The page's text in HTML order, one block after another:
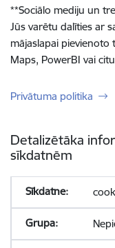
**Sociālo mediju un
Jūs varētu dalīties ar
mājaslapai
Maps, PowerBI vai
Privātuma politika
Detalizētāka
sīkdatnēm